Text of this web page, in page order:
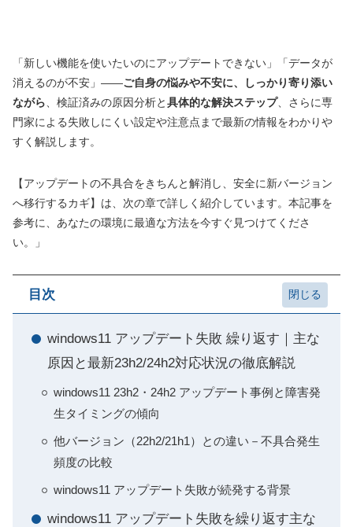
「新しい機能を使いたいのにアップデートできない」「データが
消えるのが不安」――ご自身の悩みや不安に、しっかり寄り添い
ながら 、検証済みの原因分析と具体的な解決ステップ、さらに専
門家による失敗しにくい設定や注意点まで最新の情報をわかりや
すく解説します。
【アップデートの不具合をきちんと解消し、安全に新バージョン
へ移行するカギ】は、次の章で詳しく紹介しています。本記事を
参考に、あなたの環境に最適な方法を今すぐ見つけてくださ
い。」
目次
windows11 アップデート失敗 繰り返す｜主な
原因と最新23h2/24h2対応状況の徹底解説
windows11 23h2・24h2 アップデート事例と障害発
生タイミングの傾向
他バージョン（22h2/21h1）との違い－不具合発生
頻度の比較
windows11 アップデート失敗が続発する背景
windows11 アップデート失敗を繰り返す主な